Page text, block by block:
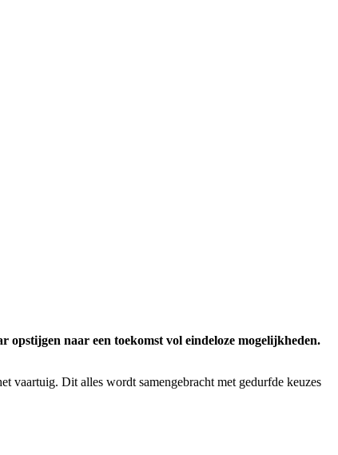
opstijgen naar een toekomst vol eindeloze mogelijkheden.
vaartuig. Dit alles wordt samengebracht met gedurfde keuzes